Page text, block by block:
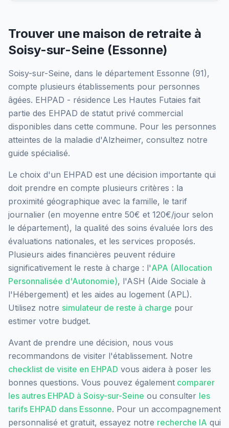
Trouver une maison de retraite à
Soisy-sur-Seine (Essonne)
Soisy-sur-Seine, dans le département Essonne (91),
compte plusieurs établissements pour personnes
âgées. EHPAD - résidence Les Hautes Futaies fait
partie des EHPAD de statut privé commercial
disponibles dans cette commune. Pour les personnes
atteintes de la maladie d'Alzheimer, consultez notre
guide spécialisé.
Le choix d'un EHPAD est une décision importante qui
doit prendre en compte plusieurs critères : la
proximité géographique avec la famille, le tarif
journalier (en moyenne entre 50€ et 120€/jour selon
le département), la qualité des soins évaluée lors des
évaluations nationales, et les services proposés.
Plusieurs aides financières peuvent réduire
significativement le reste à charge : l'APA (Allocation
Personnalisée d'Autonomie), l'ASH (Aide Sociale à
l'Hébergement) et les aides au logement (APL).
Utilisez notre simulateur de reste à charge pour
estimer votre budget.
Avant de prendre une décision, nous vous
recommandons de visiter l'établissement. Notre
checklist de visite en EHPAD vous aidera à poser les
bonnes questions. Vous pouvez également comparer
les autres EHPAD à Soisy-sur-Seine ou consulter les
tarifs EHPAD dans Essonne. Pour un accompagnement
personnalisé et gratuit, essayez notre recherche IA qui